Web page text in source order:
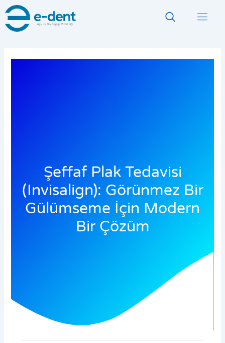
İçeriğe
atla
Şeffaf Plak Tedavisi
(Invisalign): Görünmez Bir
Gülümseme İçin Modern
Bir Çözüm